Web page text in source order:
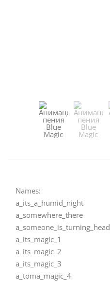
Names:
a_its_a_humid_night
a_somewhere_there
a_someone_is_turning_head
a_its_magic_1
a_its_magic_2
a_its_magic_3
a_toma_magic_4